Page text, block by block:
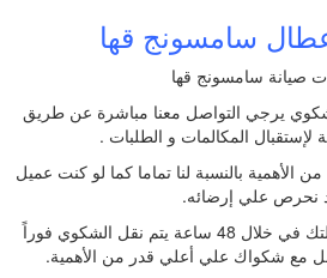
سامسونج قها
صيانة سامسونج قها
يرجي التواصل معنا مباشرة عن طريق
لإستقبال المكالمات و الطلبات .
الأهمية بالنسبة لنا تماما كما لو كنت عميل
نحرص علي إرضائه.
و في حاله لم يتم حل مشكلتك في خلال 48 ساعة يتم نقل الشكوي فوراً
مع شكواك علي أعلي قدر من الأهمية.